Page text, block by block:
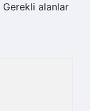
Gerekli alanlar